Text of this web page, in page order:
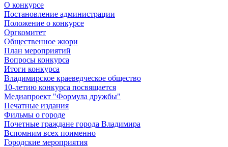
О конкурсе
Постановление администрации
Положение о конкурсе
Оргкомитет
Общественное жюри
План мероприятий
Вопросы конкурса
Итоги конкурса
Владимирское краеведческое общество
10-летию конкурса посвящается
Медиапроект "Формула дружбы"
Печатные издания
Фильмы о городе
Почетные граждане города Владимира
Вспомним всех поименно
Городские мероприятия